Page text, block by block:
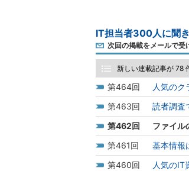
IT担当者300人に聞
次回の掲載をメールで受
新しい連載記事が 78
464
人気の
463
読者調査
462
ファイル
461
基本情報
460
人気の